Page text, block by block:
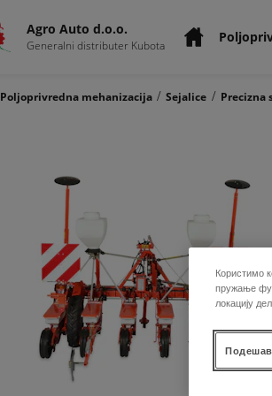
Agro Auto d.o.o.
Generalni distributer Kubota
Poljoprivredna mehanizacija / Sejalice / Precizna
Користимо
пружање
локацију